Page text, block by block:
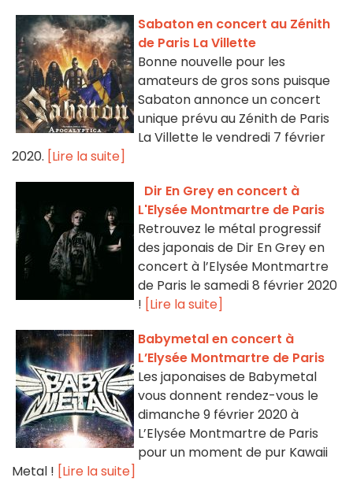
Sabaton en concert au Zénith
de Paris La Villette
Bonne nouvelle pour les
amateurs de gros sons puisque
Sabaton annonce un concert
unique prévu au Zénith de Paris
La Villette le vendredi 7 février
2020. [Lire la suite]
Dir En Grey en concert à
L'Elysée Montmartre de Paris
Retrouvez le métal progressif
des japonais de Dir En Grey en
concert à l’Elysée Montmartre
de Paris le samedi 8 février 2020
! [Lire la suite]
Babymetal en concert à
L’Elysée Montmartre de Paris
Les japonaises de Babymetal
vous donnent rendez-vous le
dimanche 9 février 2020 à
L’Elysée Montmartre de Paris
pour un moment de pur Kawaii
Metal ! [Lire la suite]